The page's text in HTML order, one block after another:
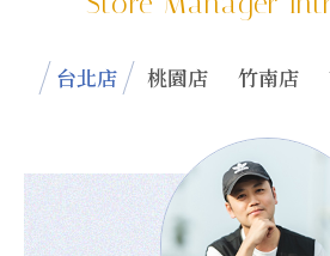
台北店 桃園店 竹南店